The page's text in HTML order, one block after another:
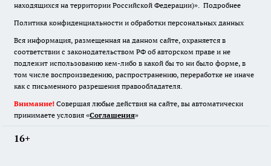
находящихся на территории Российской Федерации)». Подробнее
Политика конфиденциальности и обработки персональных данных
Вся информация, размещенная на данном сайте, охраняется в
соответствии с законодательством РФ об авторском праве и не
подлежит использованию кем-либо в какой бы то ни было форме, в
том числе воспроизведению, распространению, переработке не иначе
как с письменного разрешения правообладателя.
Внимание! Совершая любые действия на сайте, вы автоматически
принимаете условия «Cоглашения»
16+